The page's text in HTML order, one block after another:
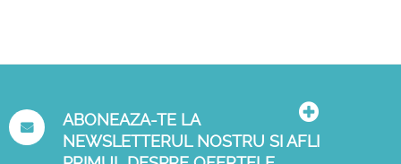
ABONEAZA-TE LA
NEWSLETTERUL NOSTRU SI AFLI